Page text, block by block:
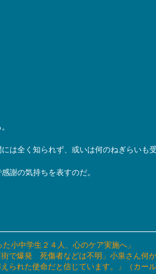
全く知られず、或いは何のねぎらいも
謝の気持ちを表すのだ。
小中学生２４人、心のケア実施へ」
で爆発 死傷者などは不明」小泉さん何
れた使命だと信じています。」（カール